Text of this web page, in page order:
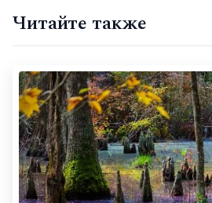
Читайте также